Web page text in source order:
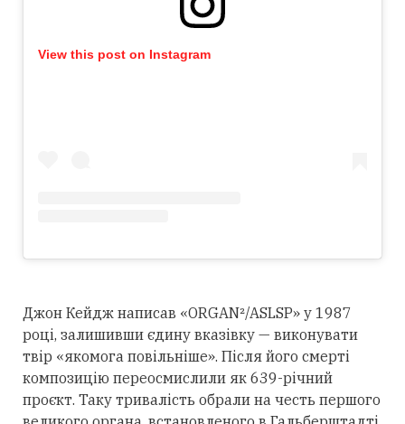
View this post on Instagram
Джон Кейдж написав «ORGAN²/ASLSP» у 1987
році, залишивши єдину вказівку — виконувати
твір «якомога повільніше». Після його смерті
композицію переосмислили як 639-річний
проєкт. Таку тривалість обрали на честь першого